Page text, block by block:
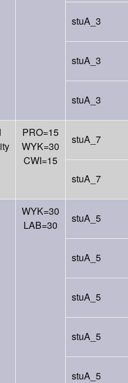
stuA_3
stuA_3
stuA_3
PRO=15
WYK=30
CWI=15
stuA_7
stuA_7
WYK=30
LAB=30
stuA_5
stuA_5
stuA_5
stuA_5
stuA_5